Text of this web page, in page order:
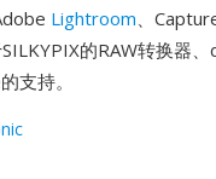
Lightroom、
的RAW转换器
支持。